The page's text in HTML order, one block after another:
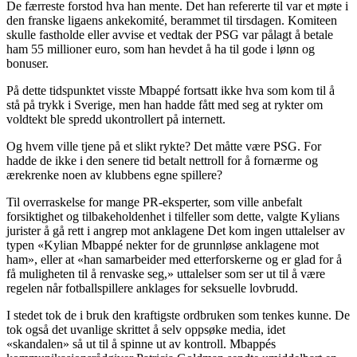
De færreste forstod hva han mente. Det han refererte til var et møte i
den franske ligaens ankekomité, berammet til tirsdagen. Komiteen
skulle fastholde eller avvise et vedtak der PSG var pålagt å betale
ham 55 millioner euro, som han hevdet å ha til gode i lønn og
bonuser.
På dette tidspunktet visste Mbappé fortsatt ikke hva som kom til å
stå på trykk i Sverige, men han hadde fått med seg at rykter om
voldtekt ble spredd ukontrollert på internett.
Og hvem ville tjene på et slikt rykte? Det måtte være PSG. For
hadde de ikke i den senere tid betalt nettroll for å fornærme og
ærekrenke noen av klubbens egne spillere?
Til overraskelse for mange PR-eksperter, som ville anbefalt
forsiktighet og tilbakeholdenhet i tilfeller som dette, valgte Kylians
jurister å gå rett i angrep mot anklagene Det kom ingen uttalelser av
typen «Kylian Mbappé nekter for de grunnløse anklagene mot
ham», eller at «han samarbeider med etterforskerne og er glad for å
få muligheten til å renvaske seg,» uttalelser som ser ut til å være
regelen når fotballspillere anklages for seksuelle lovbrudd.
I stedet tok de i bruk den kraftigste ordbruken som tenkes kunne. De
tok også det uvanlige skrittet å selv oppsøke media, idet
«skandalen» så ut til å spinne ut av kontroll. Mbappés